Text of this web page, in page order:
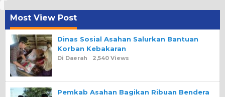
Most View Post
Dinas Sosial Asahan Salurkan Bantuan
Korban Kebakaran
Di Daerah 2,540 Views
Pemkab Asahan Bagikan Ribuan Bendera